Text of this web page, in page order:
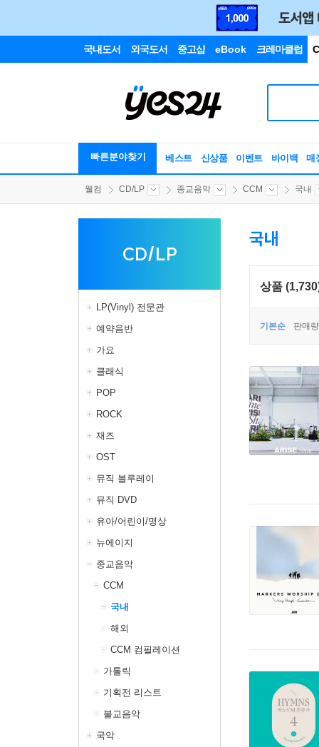
국내도서 외국도서 중고샵 eBook 크레마클럽
빠른분야찾기 베스트 신상품 이벤트 바이백 매
웰컴 CD/LP 종교음악 CCM 국내
CD/LP
LP(Vinyl) 전문관
예약음반
가요
클래식
POP
ROCK
재즈
OST
뮤직 블루레이
뮤직 DVD
유아/어린이/명상
뉴에이지
종교음악
CCM
국내
해외
CCM 컴필레이션
가톨릭
기획전 리스트
불교음악
국악
국내
상품
기본순 판매